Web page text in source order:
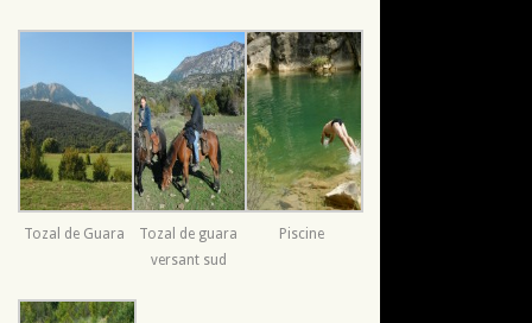
Tozal de Guara
Tozal de guara
versant sud
Piscine